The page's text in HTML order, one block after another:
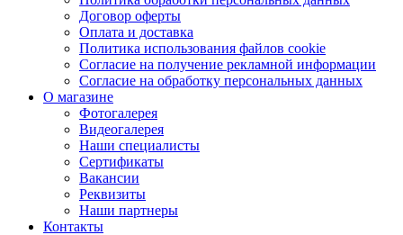
Договор оферты
Оплата и доставка
Политика использования файлов cookie
Согласие на получение рекламной информации
Согласие на обработку персональных данных
О магазине
Фотогалерея
Видеогалерея
Наши специалисты
Сертификаты
Вакансии
Реквизиты
Наши партнеры
Контакты